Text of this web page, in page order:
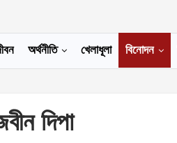
অর্থনীতি খেলাধূলা বিনোদন
দিপা